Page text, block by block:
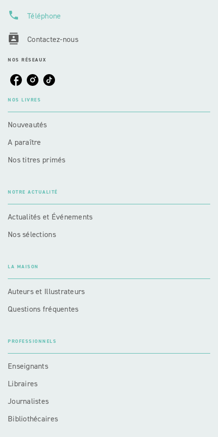
phone Téléphone
contacts Contactez-nous
NOS RÉSEAUX
NOS LIVRES
Nouveautés
A paraître
Nos titres primés
NOTRE ACTUALITÉ
Actualités et Événements
Nos sélections
LA MAISON
Auteurs et Illustrateurs
Questions fréquentes
PROFESSIONNELS
Enseignants
Libraires
Journalistes
Bibliothécaires